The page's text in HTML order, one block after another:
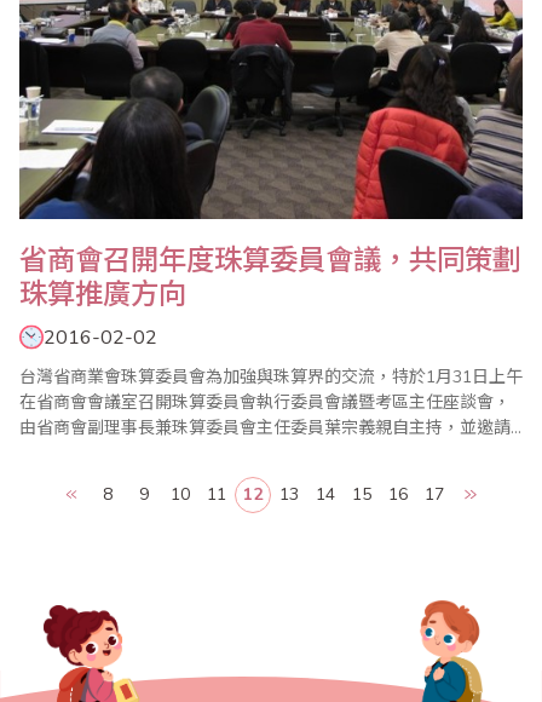
省商會召開年度珠算委員會議，共同策劃
珠算推廣方向
2016-02-02
台灣省商業會珠算委員會為加強與珠算界的交流，特於1月31日上午
在省商會會議室召開珠算委員會執行委員會議暨考區主任座談會，
由省商會副理事長兼珠算委員會主任委員葉宗義親自主持，並邀請
算心算聯合測試考區主任共同參與。 會中除報告珠算委員會104年
度珠算推廣工作外，也通過105年度各項重點工作，包括1年4次的
8 9 10 11 12 13 14 15 16 17